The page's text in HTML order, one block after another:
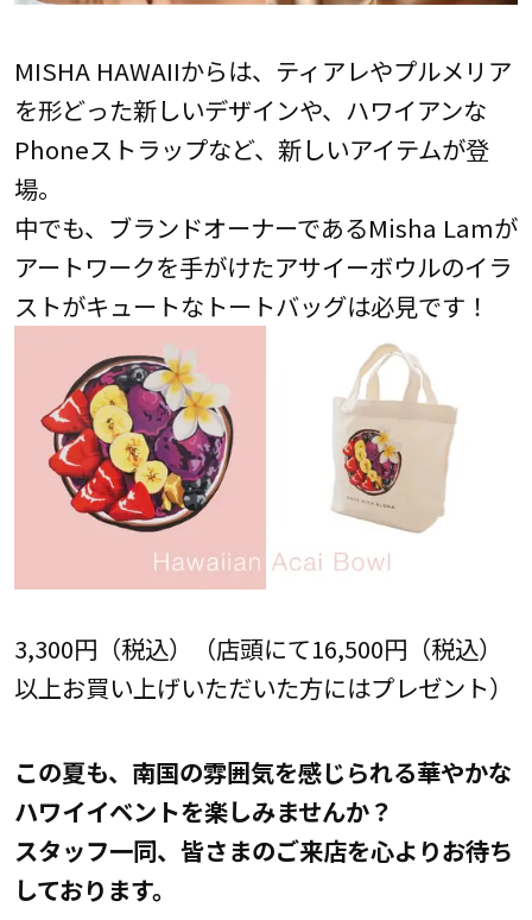
MISHA HAWAIIからは、ティアレやプルメリア
を形どった新しいデザインや、ハワイアンな
Phoneストラップなど、新しいアイテムが登
場。
中でも、ブランドオーナーであるMisha Lamが
アートワークを手がけたアサイーボウルのイラ
ストがキュートなトートバッグは必見です！
3,300円（税込）（店頭にて16,500円（税込）
以上お買い上げいただいた方にはプレゼント）
この夏も、南国の雰囲気を感じられる華やかな
ハワイイベントを楽しみませんか？
スタッフ一同、皆さまのご来店を心よりお待ち
しております。